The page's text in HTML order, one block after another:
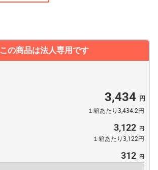
この商品は法人専用です
3,434
１箱あたり3,434.2円
3,122
１箱あたり3,122円
312